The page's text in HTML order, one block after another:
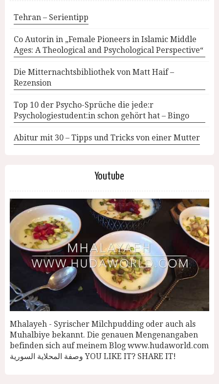
Tehran – Serientipp
Co Autorin in „Female Pioneers in Islamic Middle
Ages: A Theological and Psychological Perspective“
Die Mitternachtsbibliothek von Matt Haif –
Rezension
Top 10 der Psycho-Sprüche die jede:r
Psychologiestudent:in schon gehört hat – Bingo
Abitur mit 30 – Tipps und Tricks von einer Mutter
Youtube
Mhalayeh - Syrischer Milchpudding oder auch als
Muhalbiye bekannt. Die genauen Mengenangaben
befinden sich auf meinem Blog www.hudaworld.com
وصفة المحلاية السورية YOU LIKE IT? SHARE IT!